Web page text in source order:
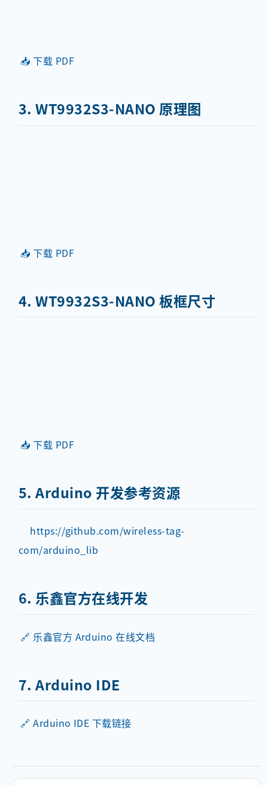
📥 下载 PDF
3. WT9932S3-NANO 原理图
📥 下载 PDF
4. WT9932S3-NANO 板框尺寸
📥 下载 PDF
5. Arduino 开发参考资源
https://github.com/wireless-tag-
com/arduino_lib
6. 乐鑫官方在线开发
🔗 乐鑫官方 Arduino 在线文档
7. Arduino IDE
🔗 Arduino IDE 下载链接